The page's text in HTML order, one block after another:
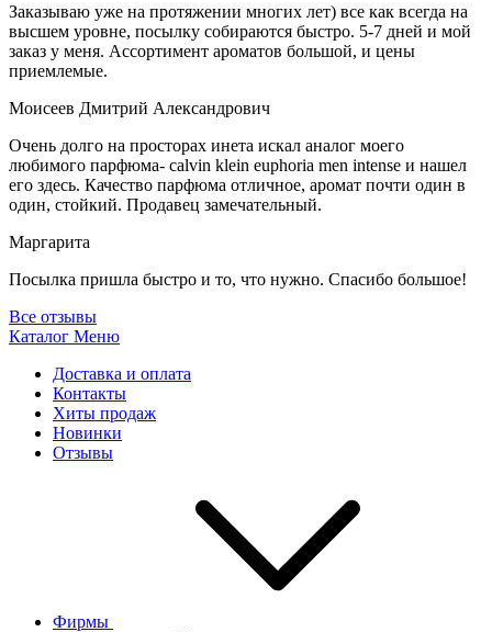
Заказываю уже на протяжении многих лет) все как всегда на
высшем уровне, посылку собираются быстро. 5-7 дней и мой
заказ у меня. Ассортимент ароматов большой, и цены
приемлемые.
Моисеев Дмитрий Александрович
Очень долго на просторах инета искал аналог моего
любимого парфюма- calvin klein euphoria men intense и нашел
его здесь. Качество парфюма отличное, аромат почти один в
один, стойкий. Продавец замечательный.
Маргарита
Посылка пришла быстро и то, что нужно. Спасибо большое!
Все отзывы
Каталог Меню
Доставка и оплата
Контакты
Хиты продаж
Новинки
Отзывы
Фирмы